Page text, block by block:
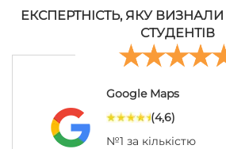
ЕКСПЕРТНІСТЬ, ЯКУ
СТУДЕНТІВ
Google Maps
(4,6)
№1 за кількістю